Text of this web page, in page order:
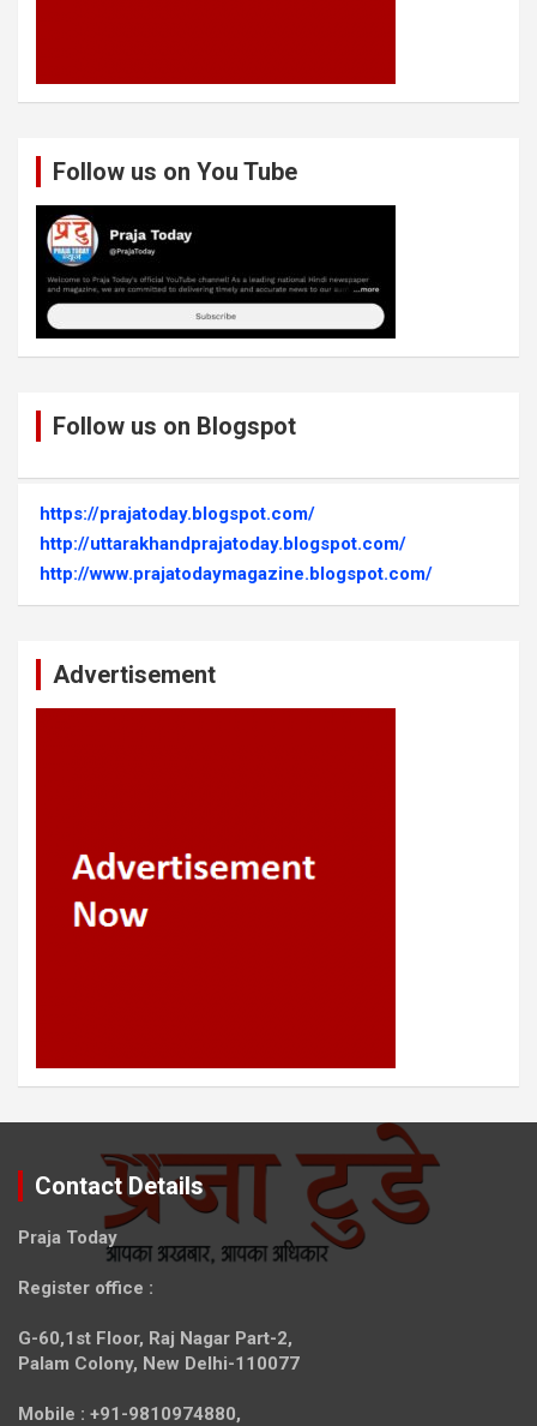
Follow us on You Tube
Follow us on Blogspot
https://prajatoday.blogspot.com/
http://uttarakhandprajatoday.blogspot.com/
http://www.prajatodaymagazine.blogspot.com/
Advertisement
Contact Details
Praja Today
Register office :
G-60,1st Floor, Raj Nagar Part-2,
Palam Colony, New Delhi-110077
Mobile : +91-9810974880,